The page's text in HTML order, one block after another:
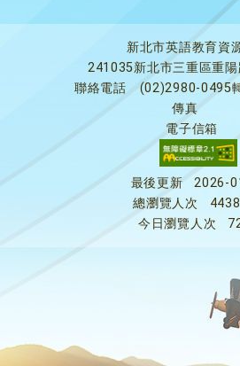
新北市英語教育資
241035新北市三重區重
聯絡電話
(02)2980-0495
傳真
電子信箱
最後更新
2026-
總瀏覽人次
今日瀏覽人次